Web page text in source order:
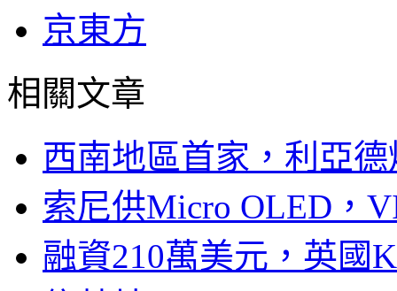
京東方
相關文章
西南地區首家，利亞
索尼供Micro OLED，
融資210萬美元，英國